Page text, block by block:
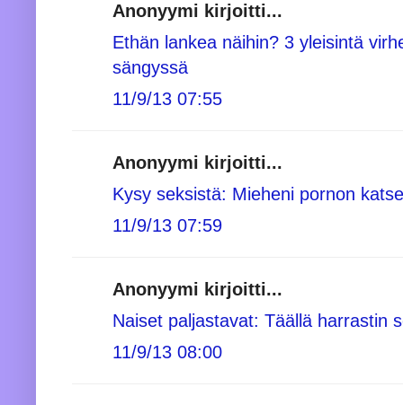
Anonyymi kirjoitti...
Ethän lankea näihin? 3 yleisintä
sängyssä
11/9/13 07:55
Anonyymi kirjoitti...
Kysy seksistä: Mieheni pornon
11/9/13 07:59
Anonyymi kirjoitti...
Naiset paljastavat: Täällä harrastin
11/9/13 08:00